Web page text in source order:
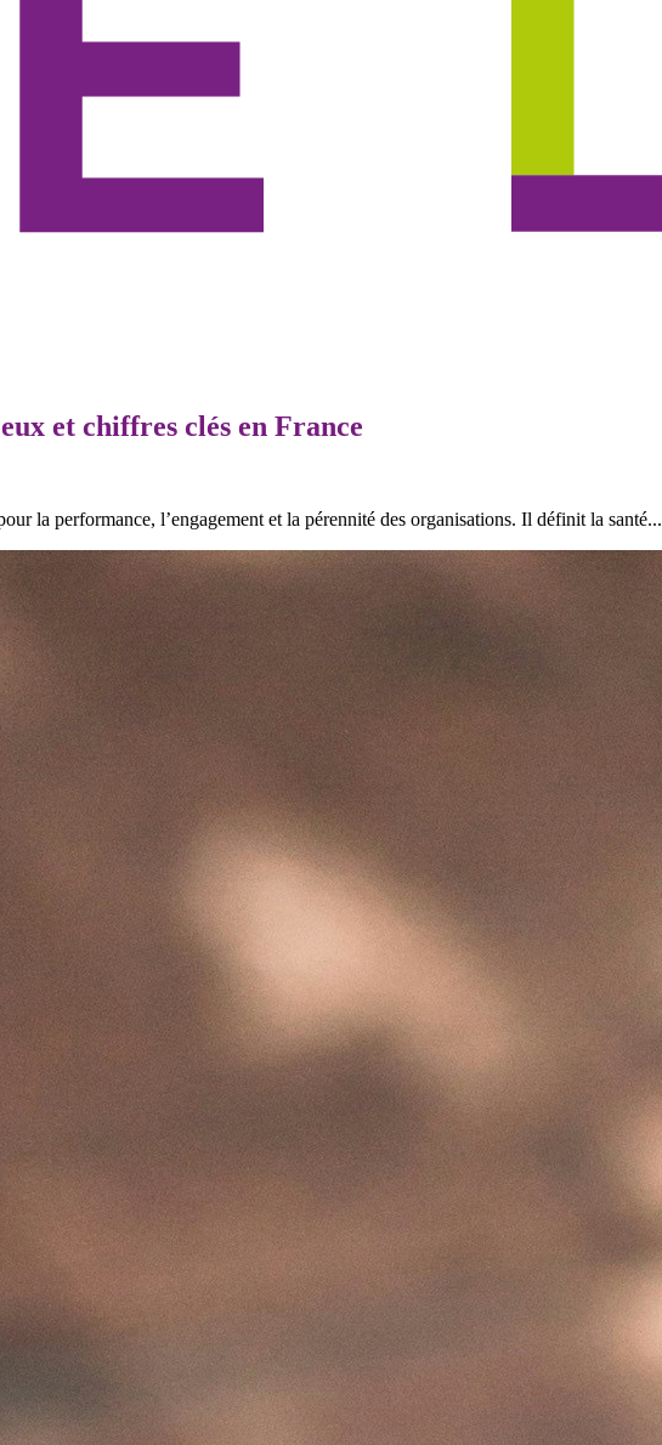
et chiffres clés en France
la performance, l’engagement et la pérennité des organisations. Il définit la santé...